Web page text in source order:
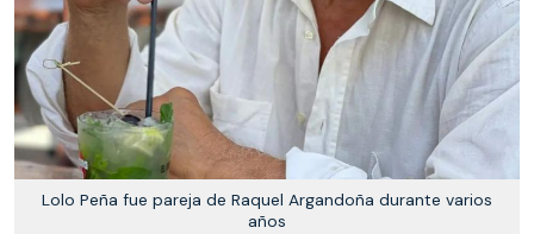
Lolo Peña fue pareja de Raquel Argandoña durante varios
años